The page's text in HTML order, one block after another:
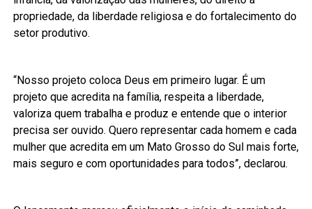
propriedade, da liberdade religiosa e do fortalecimento do
setor produtivo.
“Nosso projeto coloca Deus em primeiro lugar. É um
projeto que acredita na família, respeita a liberdade,
valoriza quem trabalha e produz e entende que o interior
precisa ser ouvido. Quero representar cada homem e cada
mulher que acredita em um Mato Grosso do Sul mais forte,
mais seguro e com oportunidades para todos”, declarou.